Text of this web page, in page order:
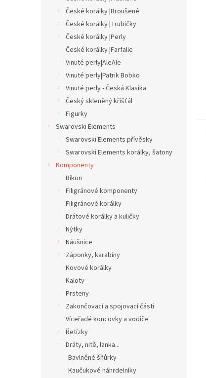
České korálky |Broušené
České korálky |Trubičky
České korálky |Perly
České korálky |Farfalle
Vinuté perly|AleAle
Vinuté perly|Patrik Bobko
Vinuté perly - Česká Klasika
Český skleněný křišťál
Figurky
Swarovski Elements
Swarovski Elements přívěsky
Swarovski Elements korálky, šatony
Komponenty
Bikon
Filigránové komponenty
Filigránové korálky
Drátové korálky a kuličky
Nýtky
Náušnice
Záponky, karabiny
Kovové korálky
Kaloty
Prsteny
Zakončovací a spojovací části
Víceřadé koncovky a vodiče
Řetízky
Dráty, nitě, lanka...
Bavlněné šňůrky
Kaučukové náhrdelníky